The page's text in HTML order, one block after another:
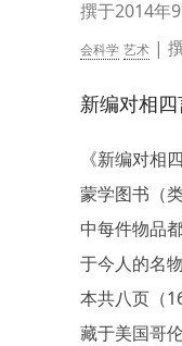
撰于2014年
会科学 艺术 |
新编对相
《新编对相
蒙学图书（
中每件物品
于今人的名
本共八页（
藏于美国哥